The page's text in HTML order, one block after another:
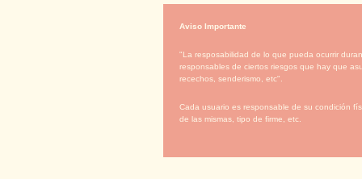
Aviso Importante
"La resposabilidad de lo que pueda ocurrir
responsables de ciertos riesgos que hay que
recechos, senderismo, etc".
Cada usuario es responsable de su condición
de las mismas, tipo de firme, etc.